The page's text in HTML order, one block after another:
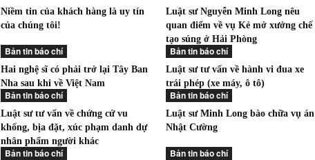
Niềm tin của khách hàng là uy tín
của chúng tôi!
Luật sư Nguyễn Minh Long nêu
quan điểm về vụ Kẻ mở xưởng chế
tạo súng ở Hải Phòng
Bản tin báo chí
Hai nghệ sĩ có phải trở lại Tây Ban
Nha sau khi về Việt Nam
Bản tin báo chí
Luật sư tư vấn về hành vi đua xe
trái phép (xe máy, ô tô)
Bản tin báo chí
Luật sư tư vấn về chứng cứ vu
khống, bịa đặt, xúc phạm danh dự
nhân phẩm người khác
Bản tin báo chí
Luật sư Minh Long bào chữa vụ án
Nhật Cường
Bản tin báo chí Bản tin báo chí